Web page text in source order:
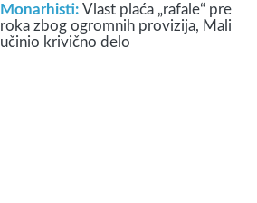
Monarhisti:Vlast plaća „rafale“ pre
roka zbog ogromnih provizija, Mali
učinio krivično delo